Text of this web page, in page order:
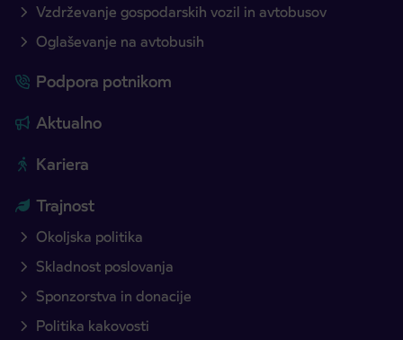
Vzdrževanje gospodarskih vozil in avtobusov
Oglaševanje na avtobusih
Podpora potnikom
Aktualno
Kariera
Trajnost
Okoljska politika
Skladnost poslovanja
Sponzorstva in donacije
Politika kakovosti